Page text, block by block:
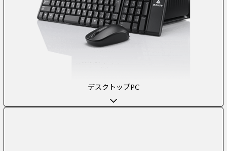
デスクトップPC